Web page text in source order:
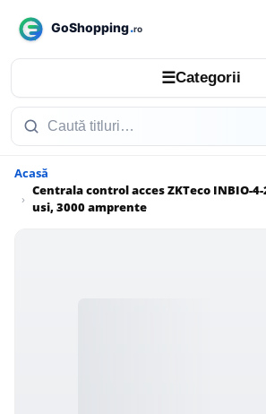
☰Categorii
Acasă
Centrala control acces ZKTeco INBIO-
usi, 3000 amprente